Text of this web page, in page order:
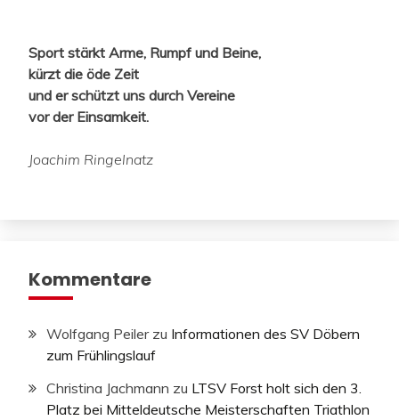
Sport stärkt Arme, Rumpf und Beine,
kürzt die öde Zeit
und er schützt uns durch Vereine
vor der Einsamkeit.
Joachim Ringelnatz
Kommentare
Wolfgang Peilerzu Informationen des SV Döbern
zum Frühlingslauf
Christina Jachmann zu LTSV Forst holt sich den 3.
Platz bei Mitteldeutsche Meisterschaften Triathlon